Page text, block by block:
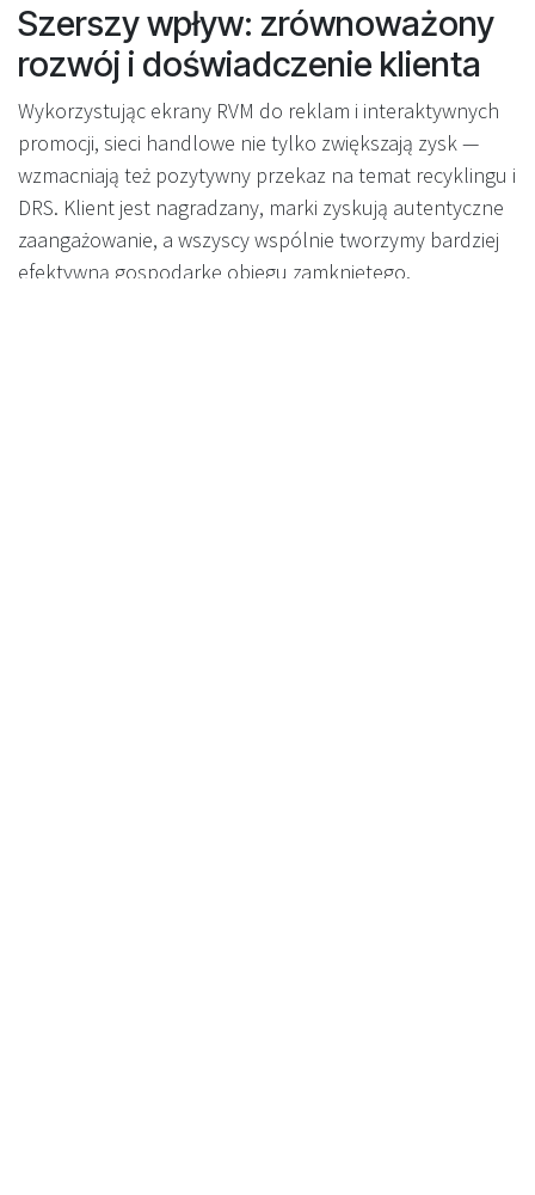
Szerszy wpływ: zrównoważony
rozwój i doświadczenie klienta
Wykorzystując ekrany RVM do reklam i interaktywnych
promocji, sieci handlowe nie tylko zwiększają zysk —
wzmacniają też pozytywny przekaz na temat recyklingu i
DRS. Klient jest nagradzany, marki zyskują autentyczne
zaangażowanie, a wszyscy wspólnie tworzymy bardziej
efektywną gospodarkę obiegu zamkniętego.